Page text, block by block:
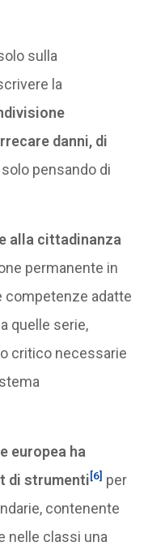
sulla
la
danni, di
solo pensando di
alla cittadinanza
permanente in
competenze adatte
quelle serie,
critico necessarie
europea ha
di strumenti[6] per
contenente
nelle classi una